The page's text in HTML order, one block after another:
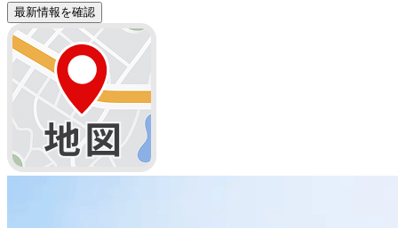
最新情報を確認